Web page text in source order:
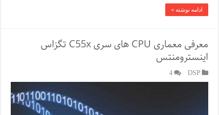
ادامه نوشته »
معرفی معماری CPU های سری C55x تگزاس
اینسترومنتس
DSP
4